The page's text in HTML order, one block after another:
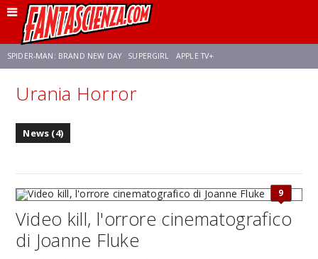
SPIDER-MAN: BRAND NEW DAY SUPERGIRL APPLE TV+
FRANCO RICCIARDIELLO ZENDAYA
Urania Horror
News (4)
9
Video kill, l'orrore cinematografico
di Joanne Fluke